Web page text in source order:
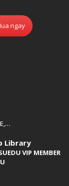
ngay
Library
VIP MEMBER